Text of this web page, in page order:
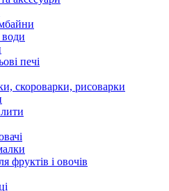
печі
скороварки, рисоварки
фруктів і овочів